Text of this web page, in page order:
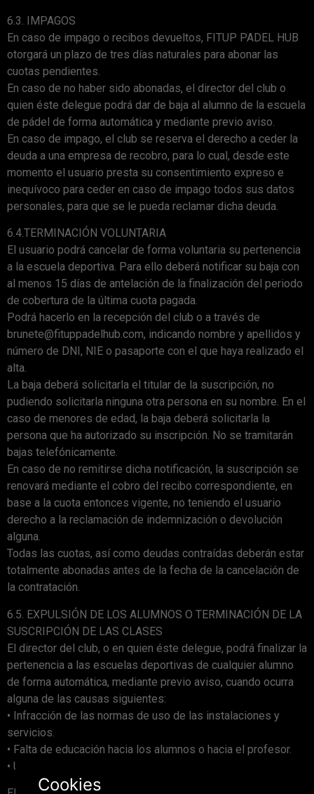
6.3. IMPAGOS
En caso de impago o recibos devueltos, FITUP PADEL HUB
otorgará un plazo de tres días naturales para abonar las
cuotas pendientes.
En caso de no haber sido abonadas, el director del club o
quien éste delegue podrá dar de baja al alumno de la escuela
de pádel de forma automática y mediante previo aviso.
En caso de impago, el club se reserva el derecho a ceder la
deuda a una empresa de recobro, para lo cual, desde este
momento el usuario presta su consentimiento expreso e
inequívoco para ceder en caso de impago todos sus datos
personales, para que se le pueda reclamar dicha deuda.
6.4.TERMINACIÓN VOLUNTARIA
El usuario podrá cancelar de forma voluntaria su pertenencia
a la escuela deportiva. Para ello deberá notificar su baja con
al menos 15 días de antelación de la finalización del periodo
de cobertura de la última cuota pagada.
Podrá hacerlo en la recepción del club o a través de
brunete@fituppadelhub.com, indicando nombre y apellidos y
número de DNI, NIE o pasaporte con el que haya realizado el
alta.
La baja deberá solicitarla el titular de la suscripción, no
pudiendo solicitarla ninguna otra persona en su nombre. En el
caso de menores de edad, la baja deberá solicitarla la
persona que ha autorizado su inscripción. No se tramitarán
bajas telefónicamente.
En caso de no remitirse dicha notificación, la suscripción se
renovará mediante el cobro del recibo correspondiente, en
base a la cuota entonces vigente, no teniendo el usuario
derecho a la reclamación de indemnización o devolución
alguna.
Todas las cuotas, así como deudas contraídas deberán estar
totalmente abonadas antes de la fecha de la cancelación de
la contratación.
6.5. EXPULSIÓN DE LOS ALUMNOS O TERMINACIÓN DE LA
SUSCRIPCIÓN DE LAS CLASES
El director del club, o en quien éste delegue, podrá finalizar la
pertenencia a las escuelas deportivas de cualquier alumno
de forma automática, mediante previo aviso, cuando ocurra
alguna de las causas siguientes:
• Infracción de las normas de uso de las instalaciones y
servicios.
• Falta de educación hacia los alumnos o hacia el profesor.
• Uso de vestimenta no adecuada para la actividad física.
Cookies